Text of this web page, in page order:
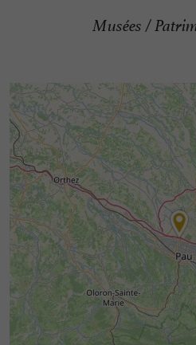
Musées /